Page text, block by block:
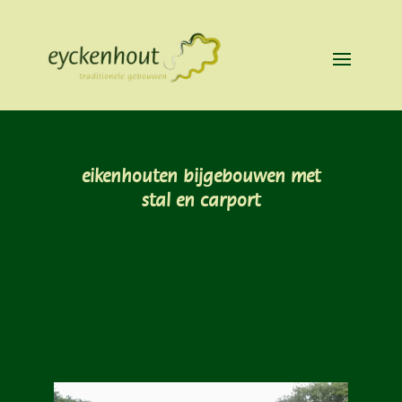
eikenhouten bijgebouwen met
stal en carport